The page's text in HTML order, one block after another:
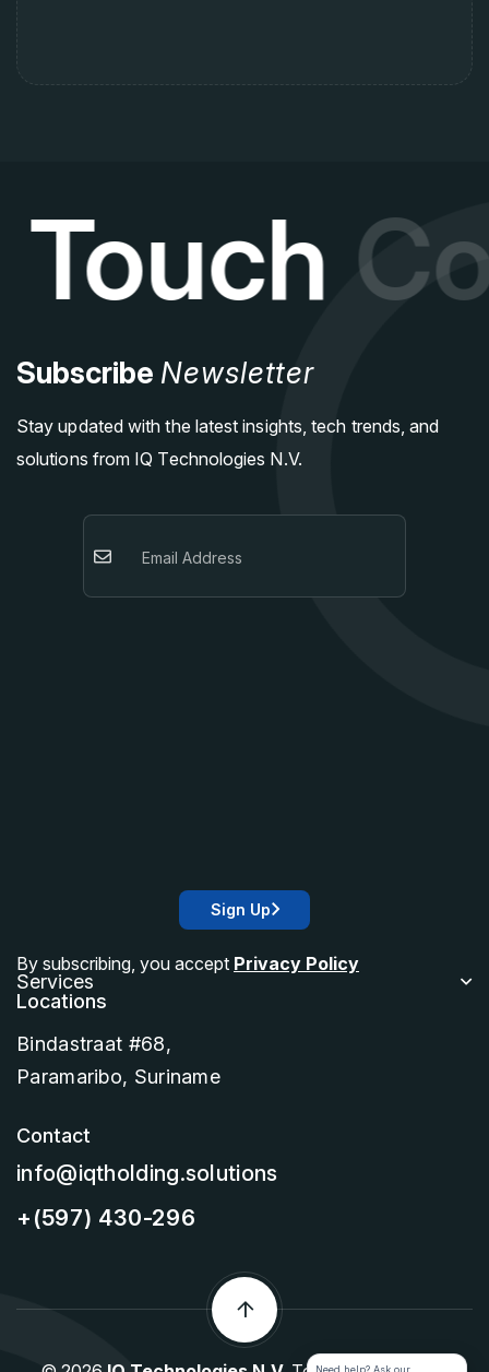
Subscribe Newsletter
Stay updated with the latest insights, tech trends, and
solutions from IQ Technologies N.V.
Sign Up
By subscribing, you accept Privacy Policy
Services
Locations
Bindastraat #68,
Paramaribo, Suriname
Contact
info@iqtholding.solutions
+(597) 430-296
Need help? Ask our